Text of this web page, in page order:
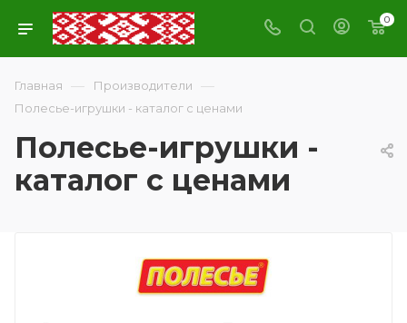
0
Главная — Производители —
Полесье-игрушки - каталог с ценами
Полесье-игрушки -
каталог с ценами